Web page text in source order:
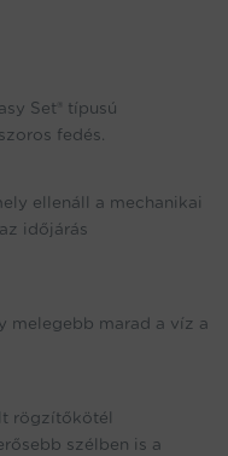
Set® típusú
fedés.
ellenáll a mechanikai
időjárás
melegebb marad a víz a
rögzítőkötél
szélben is a